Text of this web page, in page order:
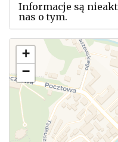
Informacje są
nas o tym.
Użyj tego
zmianach w
+
−